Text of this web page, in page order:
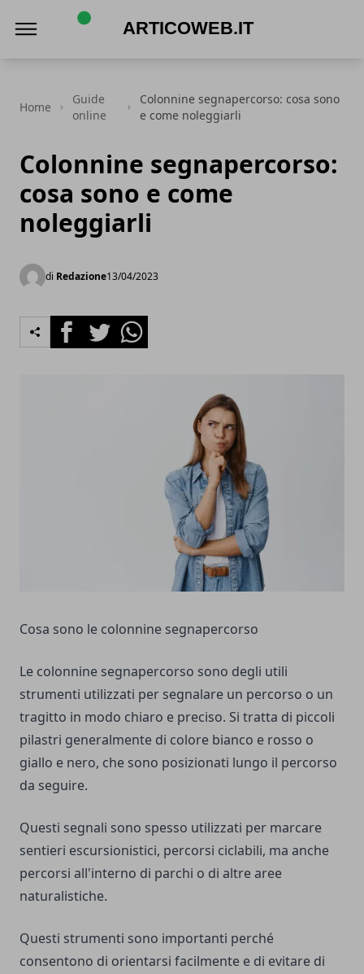
Home
Guide
online
Colonnine segnapercorso: cosa sono
e come noleggiarli
Colonnine segnapercorso:
cosa sono e come
noleggiarli
di Redazione13/04/2023
FacebookTwitterWhatsapp
Cosa sono le colonnine segnapercorso
Le colonnine segnapercorso sono degli utili
strumenti utilizzati per segnalare un percorso o un
tragitto in modo chiaro e preciso. Si tratta di piccoli
pilastri generalmente di colore bianco e rosso o
giallo e nero, che sono posizionati lungo il percorso
da seguire.
Questi segnali sono spesso utilizzati per marcare
sentieri escursionistici, percorsi ciclabili, ma anche
percorsi all'interno di parchi o di altre aree
naturalistiche.
Questi strumenti sono importanti perché
consentono di orientarsi facilmente e di evitare di